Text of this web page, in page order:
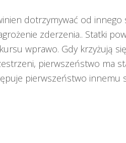
dotrzymywać od innego
zderzenia.. Statki
wprawo. Gdy krzyżują
pierwszeństwo ma
pierwszeństwo innemu